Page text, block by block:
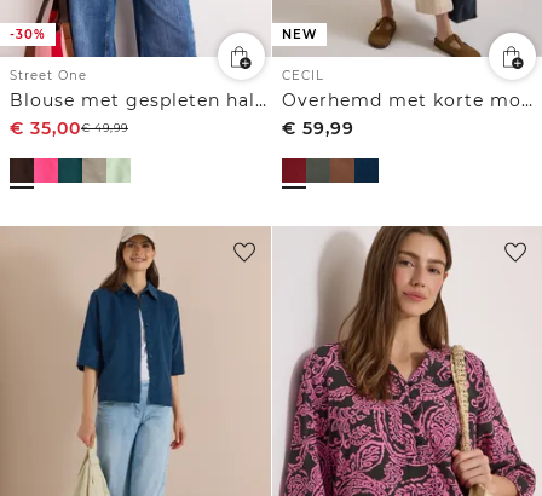
-30%
Street One
Blouse met gespleten hals van linnenmix
€ 35,00€49,99
NEW
CECIL
Overhemd met korte mouwen in effen kleur
€ 59,99